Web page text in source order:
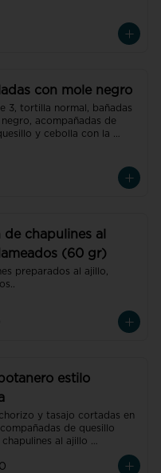
con mole negro
3, tortilla normal, bañadas
acompañadas de
y cebolla con la
de chapulines al
(60 gr)
preparados al ajillo,
estilo
y tasajo cortadas en
de quesillo
chapulines al ajillo
salsas molcajeteadas. (para